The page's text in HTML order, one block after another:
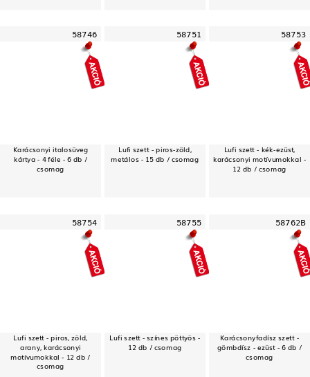
58746
Karácsonyi italosüveg
kártya - 4 féle - 6 db /
csomag
58751
Lufi szett - piros-zöld,
metálos - 15 db / csomag
58753
Lufi szett - kék-ezüst,
karácsonyi motívumokkal -
12 db / csomag
58754
Lufi szett - piros, zöld,
arany, karácsonyi
motívumokkal - 12 db /
csomag
58755
Lufi szett - színes pöttyös -
12 db / csomag
58762B
Karácsonyfadísz szett -
gömbdísz - ezüst - 6 db /
csomag